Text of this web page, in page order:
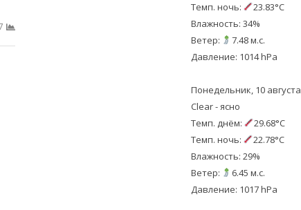
Темп. ночь:
23.83°C
Влажность: 34%
Ветер:
7.48 м.с.
Давление: 1014 hPa
Понедельник, 10 августа
Clear - ясно
Темп. днём:
29.68°C
Темп. ночь:
22.78°C
Влажность: 29%
Ветер:
6.45 м.с.
Давление: 1017 hPa